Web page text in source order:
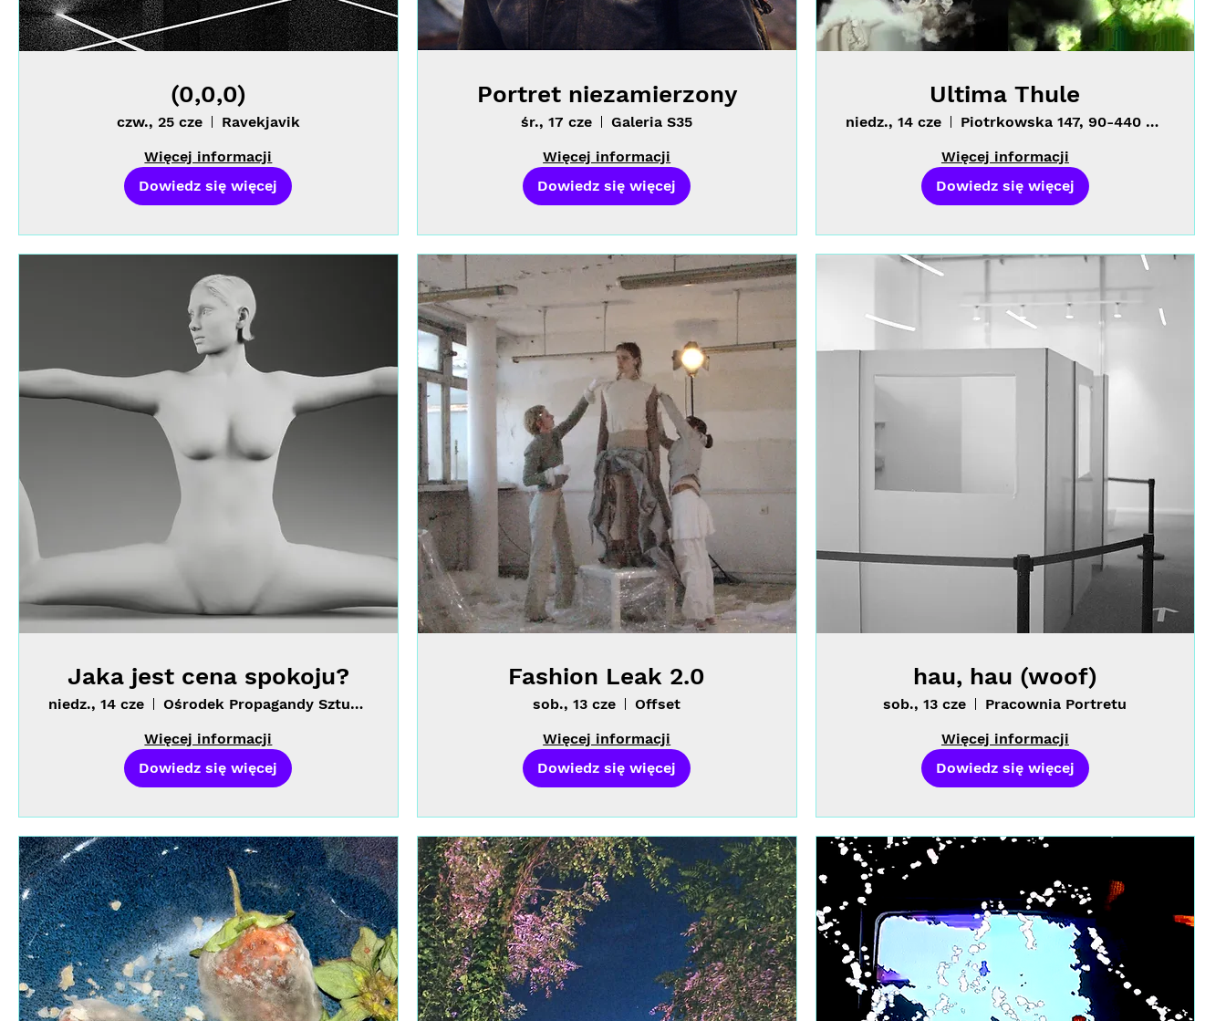
(0,0,0)
czw., 25 cze
Ravekjavik
Więcej informacji
Dowiedz się więcej
Portret niezamierzony
śr., 17 cze
Galeria S35
Więcej informacji
Dowiedz się więcej
Ultima Thule
niedz., 14 cze
Piotrkowska 147, 90-440 Łódź, Polska
Więcej informacji
Dowiedz się więcej
Jaka jest cena spokoju?
niedz., 14 cze
Ośrodek Propagandy Sztuki (MGSŁ)
Więcej informacji
Dowiedz się więcej
Fashion Leak 2.0
sob., 13 cze
Offset
Więcej informacji
Dowiedz się więcej
hau, hau (woof)
sob., 13 cze
Pracownia Portretu
Więcej informacji
Dowiedz się więcej